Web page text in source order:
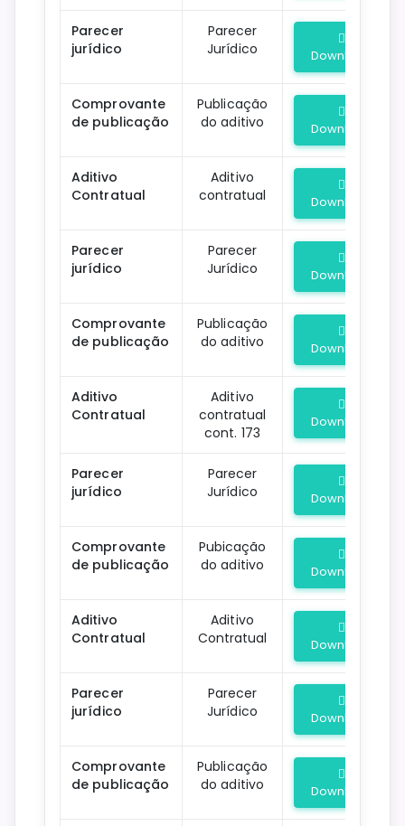
Parecer
jurídico
Parecer
Jurídico
Download
Comprovante
de publicação
Publicação
do aditivo
Download
Aditivo
Contratual
Aditivo
contratual
Download
Parecer
jurídico
Parecer
Jurídico
Download
Comprovante
de publicação
Publicação
do aditivo
Download
Aditivo
Contratual
Aditivo
contratual
cont. 173
Download
Parecer
jurídico
Parecer
Jurídico
Download
Comprovante
de publicação
Pubicação
do aditivo
Download
Aditivo
Contratual
Aditivo
Contratual
Download
Parecer
jurídico
Parecer
Jurídico
Download
Comprovante
de publicação
Publicação
do aditivo
Download